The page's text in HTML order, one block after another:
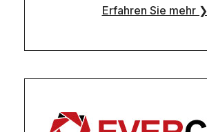
Erfahren Sie mehr ❯